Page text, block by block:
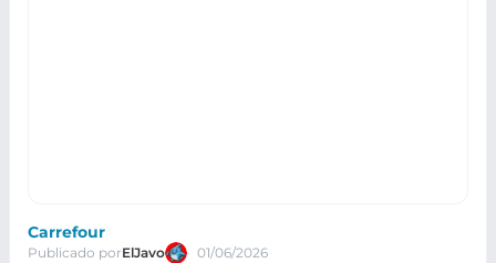
Carrefour
Publicado porElJavo 01/06/2026